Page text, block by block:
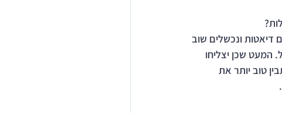
דיאטות ונכשלים שוב
המעט שכן יצליחו
טוב יותר את